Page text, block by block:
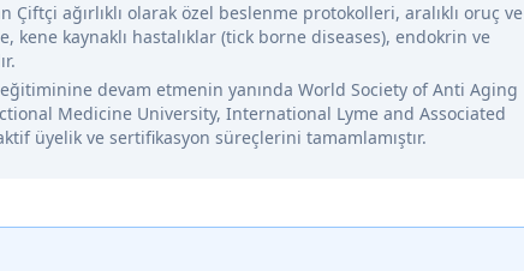
Çiftçi ağırlıklı olarak özel beslenme protokolleri, aralıklı oruç ve
kene kaynaklı hastalıklar (tick borne diseases), endokrin ve
eğitiminine devam etmenin yanında World Society of Anti Aging
Medicine University, International Lyme and Associated
üyelik ve sertifikasyon süreçlerini tamamlamıştır.